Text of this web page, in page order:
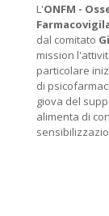
L'ONFM -
dal comitato
mission
particolare
di
giova del
alimenta di